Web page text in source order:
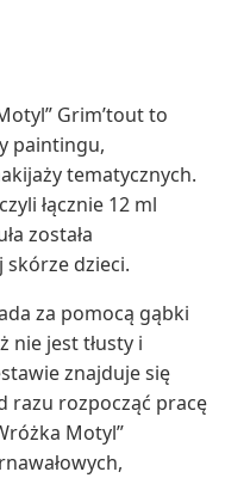
Grim’tout to
paintingu,
tematycznych.
łącznie 12 ml
została
dzieci.
za pomocą gąbki
nie jest tłusty i
znajduje się
razu rozpocząć pracę
Motyl”